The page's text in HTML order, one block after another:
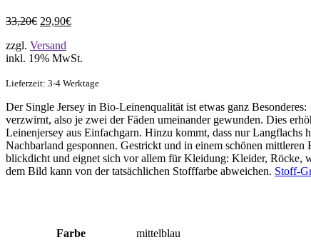
33,20€ 29,90€
zzgl. Versand
inkl. 19% MwSt.
Lieferzeit: 3-4 Werktage
Der Single Jersey in Bio-Leinenqualität ist etwas ganz
verzwirnt, also je zwei der Fäden umeinander gewunden. Dies
Leinenjersey aus Einfachgarn. Hinzu kommt, dass nur
Nachbarland gesponnen. Gestrickt und in einem schönen
blickdicht und eignet sich vor allem für Kleidung: Kleider, Röcke,
dem Bild kann von der tatsächlichen Stofffarbe abweichen. Stoff-
Farbe mittelblau